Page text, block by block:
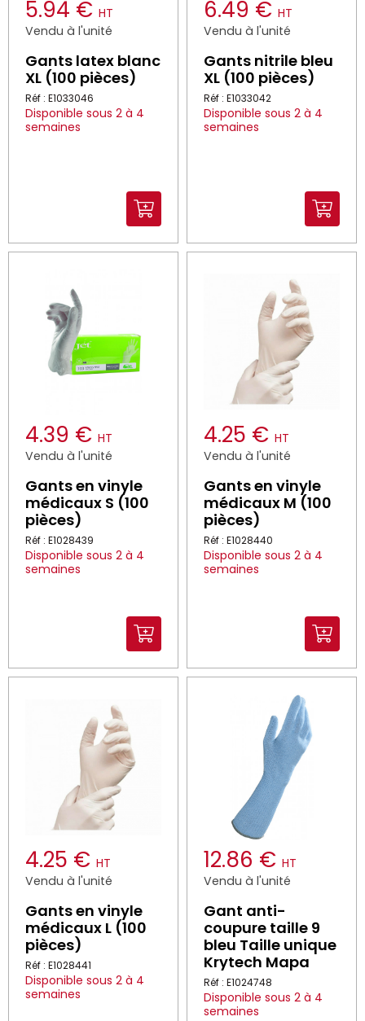
5.94 € HT
Vendu à l'unité
Gants latex blanc
XL (100 pièces)
Réf : E1033046
Disponible sous 2 à 4
semaines
6.49 € HT
Vendu à l'unité
Gants nitrile bleu
XL (100 pièces)
Réf : E1033042
Disponible sous 2 à 4
semaines
4.39 € HT
Vendu à l'unité
Gants en vinyle
médicaux S (100
pièces)
Réf : E1028439
Disponible sous 2 à 4
semaines
4.25 € HT
Vendu à l'unité
Gants en vinyle
médicaux M (100
pièces)
Réf : E1028440
Disponible sous 2 à 4
semaines
4.25 € HT
Vendu à l'unité
Gants en vinyle
médicaux L (100
pièces)
Réf : E1028441
Disponible sous 2 à 4
semaines
12.86 € HT
Vendu à l'unité
Gant anti-
coupure taille 9
bleu Taille unique
Krytech Mapa
Réf : E1024748
Disponible sous 2 à 4
semaines